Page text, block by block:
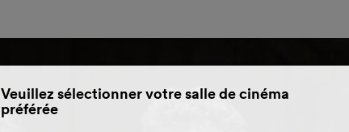
Veuillez sélectionner votre salle de cinéma
préférée